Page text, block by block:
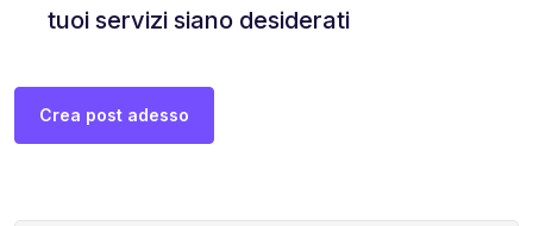
tuoi servizi siano desiderati
Crea post adesso